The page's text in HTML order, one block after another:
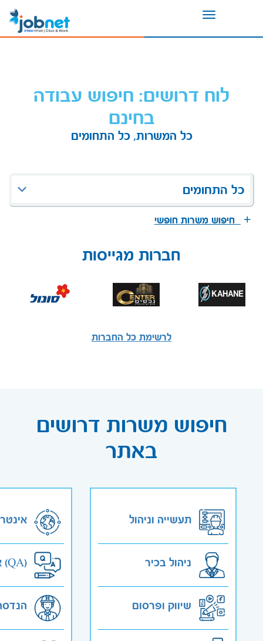
Toggle
לוח דרושים: חיפוש עבודה
בחינם
כל המשרות, כל התחומים
כל התחומים
חיפוש משרות חופשי
חברות מגייסות
לרשימת כל החברות
חיפוש משרות דרושים
באתר
תעשייה וניהול
ניהול בכיר
שיווק ופרסום
אבטחת איכות (QA)